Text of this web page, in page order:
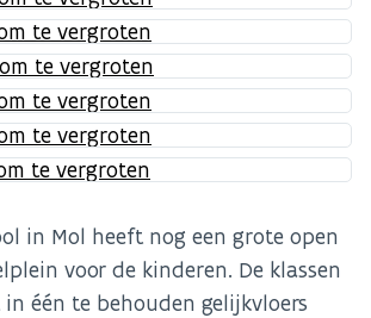
in Mol heeft nog een grote open
voor de kinderen. De klassen
één te behouden gelijkvloers